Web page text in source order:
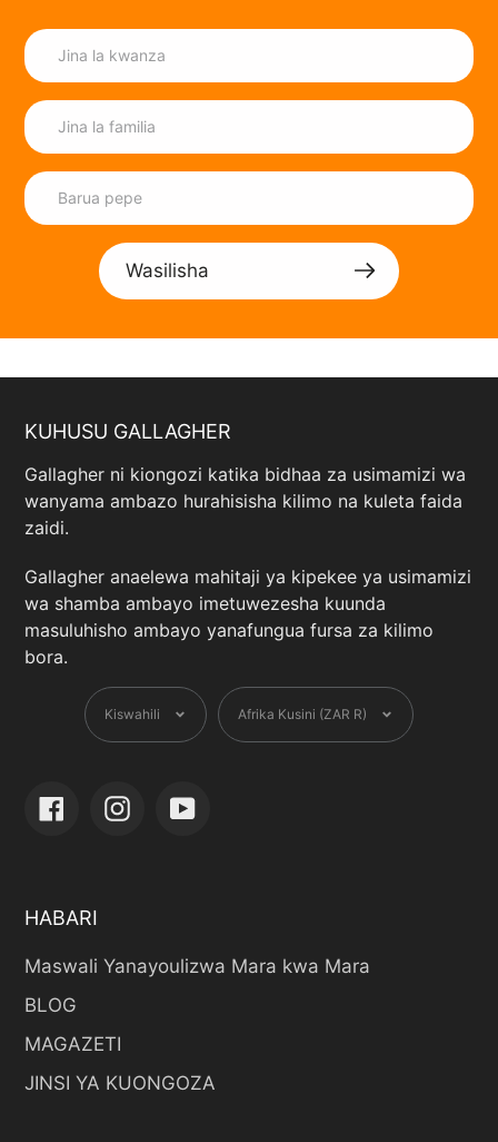
Wasilisha
KUHUSU GALLAGHER
Gallagher ni kiongozi katika bidhaa za usimamizi wa
wanyama ambazo hurahisisha kilimo na kuleta faida
zaidi.
Gallagher anaelewa mahitaji ya kipekee ya usimamizi
wa shamba ambayo imetuwezesha kuunda
masuluhisho ambayo yanafungua fursa za kilimo
bora.
Lugha
Kiswahili Sarafu
Afrika Kusini (ZAR R)
FacebookInstagramYouTube
HABARI
Maswali Yanayoulizwa Mara kwa Mara
BLOG
MAGAZETI
JINSI YA KUONGOZA